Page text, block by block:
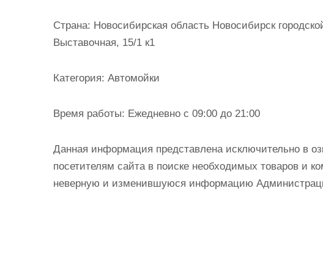
Страна: Новосибирская область Новосибирск
Выставочная, 15/1 к1
Категория: Автомойки
Время работы: Ежедневно с 09:00 до 21:00
Данная информация представлена исключительно в
посетителям сайта в поиске необходимых товаров и
неверную и изменившуюся информацию